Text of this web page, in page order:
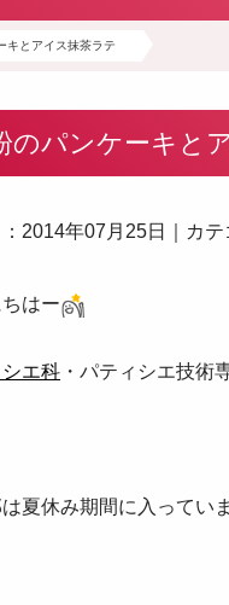
キとアイス抹茶ラテ
のパンケーキと
2014年07月25日｜カテ
はー
エ科 ・パティシエ技術
夏休み期間に入ってい